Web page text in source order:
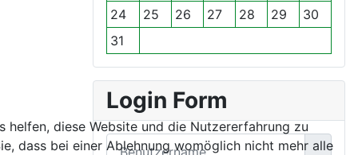
h
r
n
a
t
24
25 26 27 28 29
30
31
Login Form
Benutzername
helfen, diese Website und die Nutzererfahrung zu
dass bei einer Ablehnung womöglich nicht mehr alle